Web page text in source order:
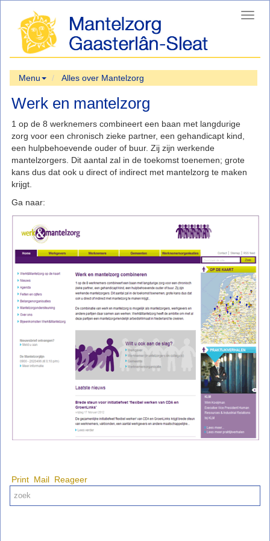
Menu Alles over Mantelzorg
Werk en mantelzorg
1 op de 8 werknemers combineert een baan met langdurige
zorg voor een chronisch zieke partner, een gehandicapt kind,
een hulpbehoevende ouder of buur. Zij zijn werkende
mantelzorgers. Dit aantal zal in de toekomst toenemen; grote
kans dus dat ook u direct of indirect met mantelzorg te maken
krijgt.
Ga naar:
Print Mail Reageer